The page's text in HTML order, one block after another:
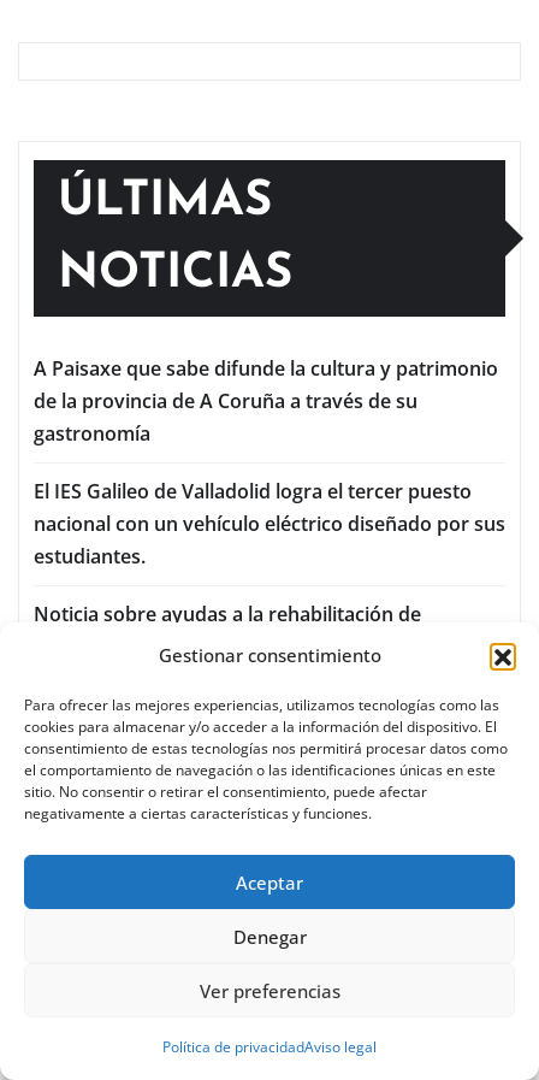
Gestionar consentimiento
Para ofrecer las mejores experiencias, utilizamos tecnologías como las
cookies para almacenar y/o acceder a la información del dispositivo. El
consentimiento de estas tecnologías nos permitirá procesar datos como
el comportamiento de navegación o las identificaciones únicas en este
sitio. No consentir o retirar el consentimiento, puede afectar
negativamente a ciertas características y funciones.
Aceptar
Denegar
Ver preferencias
Política de privacidadAviso legal
ÚLTIMAS
NOTICIAS
A Paisaxe que sabe difunde la cultura y patrimonio
de la provincia de A Coruña a través de su
gastronomía
El IES Galileo de Valladolid logra el tercer puesto
nacional con un vehículo eléctrico diseñado por sus
estudiantes.
Noticia sobre ayudas a la rehabilitación de
viviendas en Vitoria-Gasteiz.
Recepción a juntas y concejos por San Isidro en el
Ayuntamiento de Vitoria-Gasteiz
Renovación del parque infantil de la calle La Presa
en Abetxuko, Vitoria-Gasteiz
CATEGORÍAS